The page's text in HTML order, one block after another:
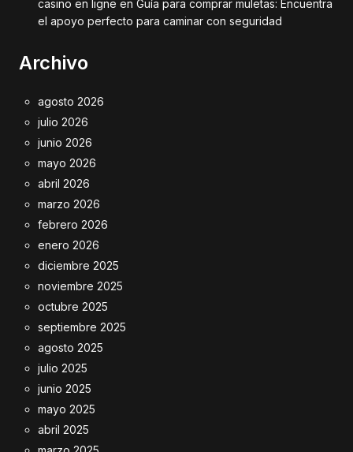
casino en ligne en Guía para comprar muletas: Encuentra
el apoyo perfecto para caminar con seguridad
Archivo
agosto 2026
julio 2026
junio 2026
mayo 2026
abril 2026
marzo 2026
febrero 2026
enero 2026
diciembre 2025
noviembre 2025
octubre 2025
septiembre 2025
agosto 2025
julio 2025
junio 2025
mayo 2025
abril 2025